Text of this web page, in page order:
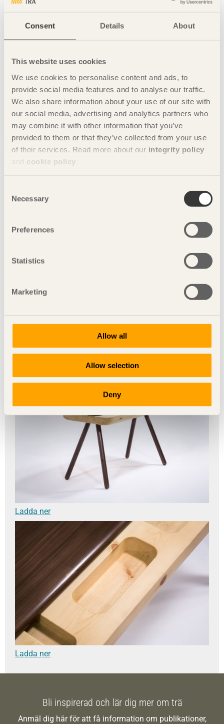
Consent Details About
This website uses cookies
We use cookies to personalise content and ads, to
provide social media features and to analyse our traffic.
We also share information about your use of our site with
our social media, advertising and analytics partners who
may combine it with other information that you’ve
provided to them or that they’ve collected from your use
of their services. Read more about our integrity policy
and cookie policy
Selection
Necessary
Preferences
Statistics
Marketing
Allow all
Allow selection
Deny
46D, Caochangdi Art Zone of Chaoyang District Beijing
Bilder
Foto: Tuomas Harjumaaskola
Ladda ner
Ladda ner
Ladda ner
Bli inspirerad och lär dig mer om trä
Anmäl dig här för att få information om publikationer,